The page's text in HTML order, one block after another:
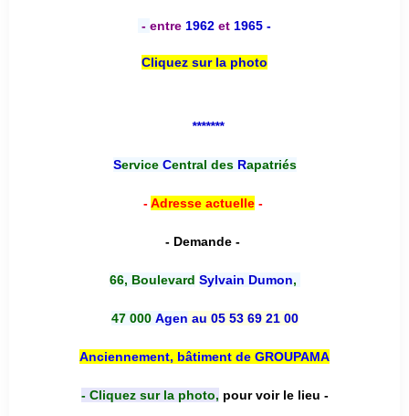
- entre 1962 et 1965 -
Cliquez sur la photo
*******
Service Central desRapatriés
-Adresse actuelle-
- Demande -
66, Boulevard Sylvain Dumon,
47 000 Agen au 05 53 69 21 00
Anciennement, bâtiment de GROUPAMA
- Cliquez sur la photo, pour voir le lieu -